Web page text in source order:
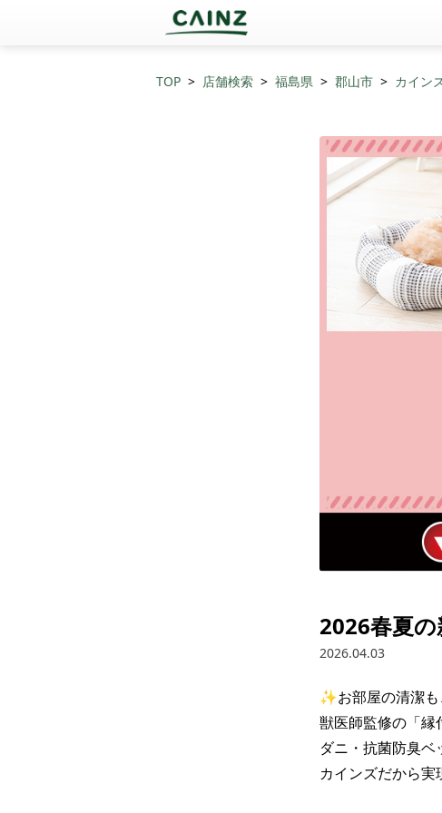
TOP 店舗検索 福島県 郡山市 カイン
2026春夏
2026.04.03
✨お部屋の清潔
獣医師監修の「縁
ダニ・抗菌防臭ベ
カインズだから